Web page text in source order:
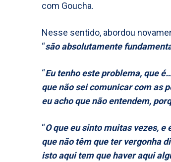
com Goucha.
Nesse sentido, abordou
“são absolutamente
“Eu tenho este problema, que
que não sei comunicar com as
eu acho que não entendem,
“O que eu sinto muitas vezes,
que não têm que ter vergonha
isto aqui tem que haver aqui